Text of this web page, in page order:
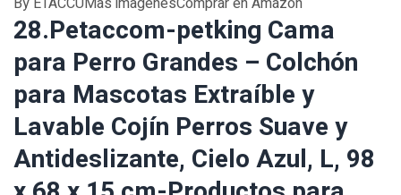
28.Petaccom-petking Cama
para Perro Grandes – Colchón
para Mascotas Extraíble y
Lavable Cojín Perros Suave y
Antideslizante, Cielo Azul, L, 98